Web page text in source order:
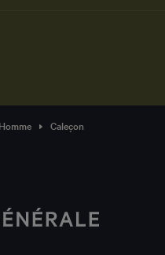
personnalisé dans la
ou du cadeau idéal,
Caleçon